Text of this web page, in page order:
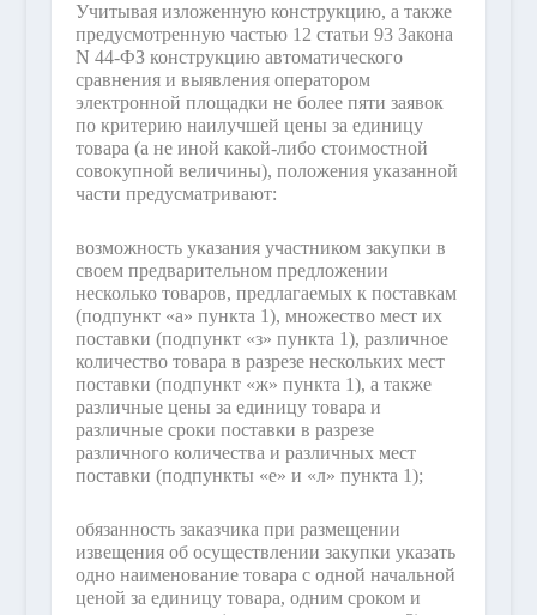
Учитывая изложенную конструкцию, а также
предусмотренную частью 12 статьи 93 Закона
N 44-ФЗ конструкцию автоматического
сравнения и выявления оператором
электронной площадки не более пяти заявок
по критерию наилучшей цены за единицу
товара (а не иной какой-либо стоимостной
совокупной величины), положения указанной
части предусматривают:
возможность указания участником закупки в
своем предварительном предложении
несколько товаров, предлагаемых к поставкам
(подпункт «а» пункта 1), множество мест их
поставки (подпункт «з» пункта 1), различное
количество товара в разрезе нескольких мест
поставки (подпункт «ж» пункта 1), а также
различные цены за единицу товара и
различные сроки поставки в разрезе
различного количества и различных мест
поставки (подпункты «е» и «л» пункта 1);
обязанность заказчика при размещении
извещения об осуществлении закупки указать
одно наименование товара с одной начальной
ценой за единицу товара, одним сроком и